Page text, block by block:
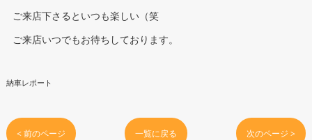
ご来店下さるといつも楽しい（笑
ご来店いつでもお待ちしております。
納車レポート
< 前のページ 一覧に戻る 次のページ >